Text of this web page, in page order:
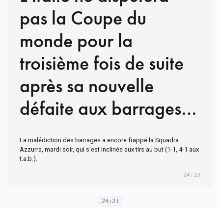
pas la Coupe du
monde pour la
troisième fois de suite
après sa nouvelle
défaite aux barrages
face à la Bosnie-
Herzégovine
La malédiction des barrages a encore frappé la Squadra
Azzurra, mardi soir, qui s'est inclinée aux tirs au but (1-1, 4-1 aux
t.a.b.).
24:13
24:21